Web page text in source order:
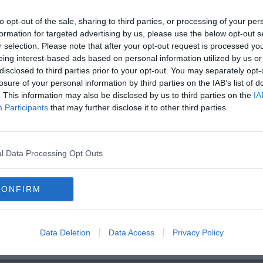
opt-out of the sale, sharing to third parties, or processing of your
for targeted advertising by us, please use the below opt-out
selection. Please note that after your opt-out request is processed
interest-based ads based on personal information utilized by us
to third parties prior to your opt-out. You may separately
of your personal information by third parties on the IAB’s list of
This information may also be disclosed by us to third parties on the
Participants that may further disclose it to other third parties.
Data Processing Opt Outs
Data Deletion Data Access Privacy Policy
di iscrizione.
iscriviti allaNewsletter QUInews - ToscanaMedia.
nella tua casella di posta.
toscano